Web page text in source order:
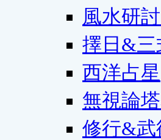
風水研討
擇日&三
西洋占星
無視論
修行&武